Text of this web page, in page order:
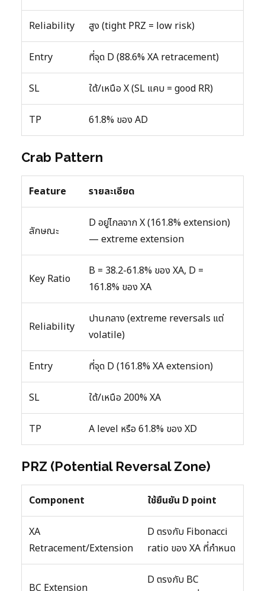
Reliability สูง (tight PRZ = low risk)
Entry ที่จุด D (88.6% XA retracement)
SL ใต้/เหนือ X (SL แคบ = good RR)
TP 61.8% ของ AD
Crab Pattern
Feature รายละเอียด
ลักษณะ
D อยู่ไกลจาก X (161.8% extension)
— extreme extension
Key Ratio
B = 38.2-61.8% ของ XA, D =
161.8% ของ XA
Reliability
ปานกลาง (extreme reversals แต่
volatile)
Entry ที่จุด D (161.8% XA extension)
SL ใต้/เหนือ 200% XA
TP A level หรือ 61.8% ของ XD
PRZ (Potential Reversal Zone)
Component ใช้ยืนยัน D point
XA
Retracement/Extension
D ตรงกับ Fibonacci
ratio ของ XA ที่กำหนด
BC Extension
D ตรงกับ BC